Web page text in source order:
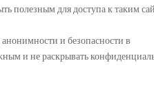
полезным для доступа к таким
и безопасности в
и не раскрывать